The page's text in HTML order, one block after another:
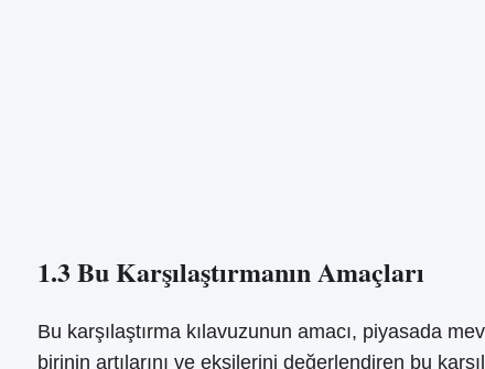
1.3 Bu Karşılaştırmanın Amaçları
Bu karşılaştırma kılavuzunun amacı, piyasada
birinin artılarını ve eksilerini değerlendiren bu